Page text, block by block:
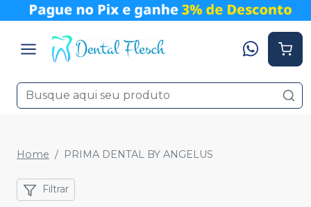
Home PRIMA DENTAL BY ANGELUS
Filtrar